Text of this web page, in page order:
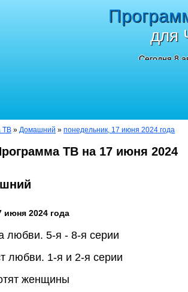
для
Сегодня 8
ТВ » Домашний » понедельник, 17 июня 2024 года
ТВ на 17 июня 2024
июня 2024 года
любви. 5-я - 8-я серии
любви. 1-я и 2-я серии
женщины